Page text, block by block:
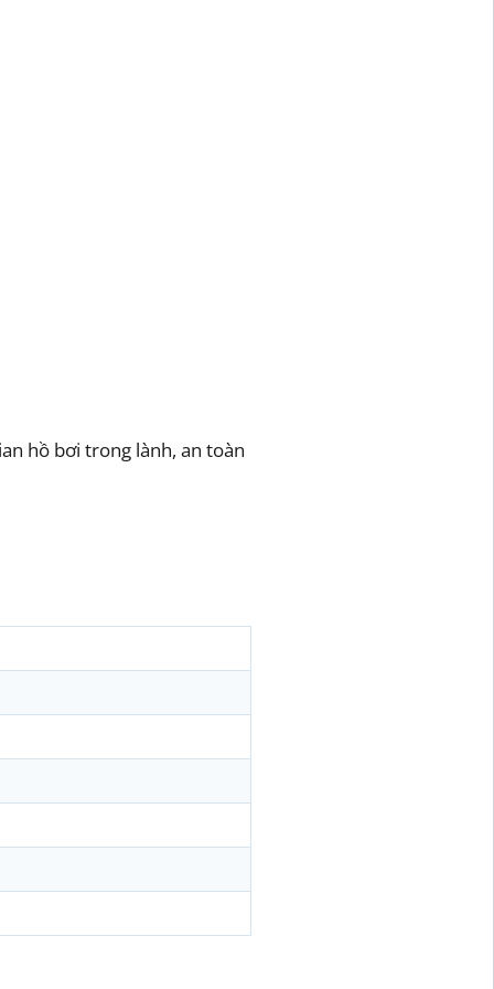
hồ bơi trong lành, an toàn